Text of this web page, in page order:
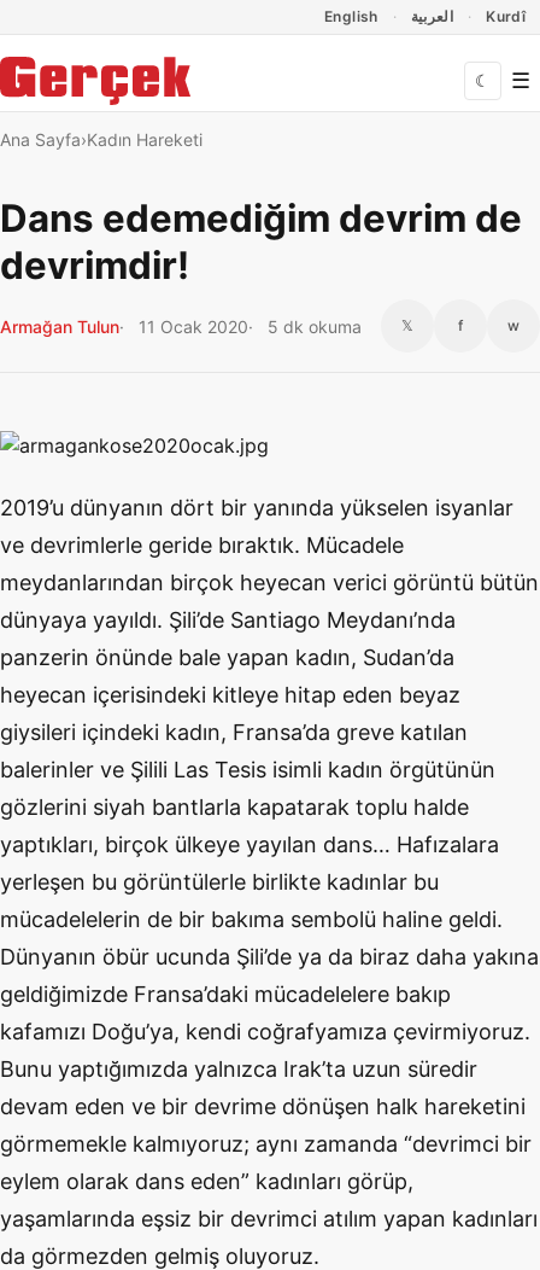
English العربية Kurdî
☾ ☰
Ana Sayfa Kadın Hareketi
Dans edemediğim devrim de
devrimdir!
Armağan Tulun 11 Ocak 2020 5 dk okuma 𝕏 f w
2019’u dünyanın dört bir yanında yükselen isyanlar
ve devrimlerle geride bıraktık. Mücadele
meydanlarından birçok heyecan verici görüntü bütün
dünyaya yayıldı. Şili’de Santiago Meydanı’nda
panzerin önünde bale yapan kadın, Sudan’da
heyecan içerisindeki kitleye hitap eden beyaz
giysileri içindeki kadın, Fransa’da greve katılan
balerinler ve Şilili Las Tesis isimli kadın örgütünün
gözlerini siyah bantlarla kapatarak toplu halde
yaptıkları, birçok ülkeye yayılan dans… Hafızalara
yerleşen bu görüntülerle birlikte kadınlar bu
mücadelelerin de bir bakıma sembolü haline geldi.
Dünyanın öbür ucunda Şili’de ya da biraz daha yakına
geldiğimizde Fransa’daki mücadelelere bakıp
kafamızı Doğu’ya, kendi coğrafyamıza çevirmiyoruz.
Bunu yaptığımızda yalnızca Irak’ta uzun süredir
devam eden ve bir devrime dönüşen halk hareketini
görmemekle kalmıyoruz; aynı zamanda “devrimci bir
eylem olarak dans eden” kadınları görüp,
yaşamlarında eşsiz bir devrimci atılım yapan kadınları
da görmezden gelmiş oluyoruz.